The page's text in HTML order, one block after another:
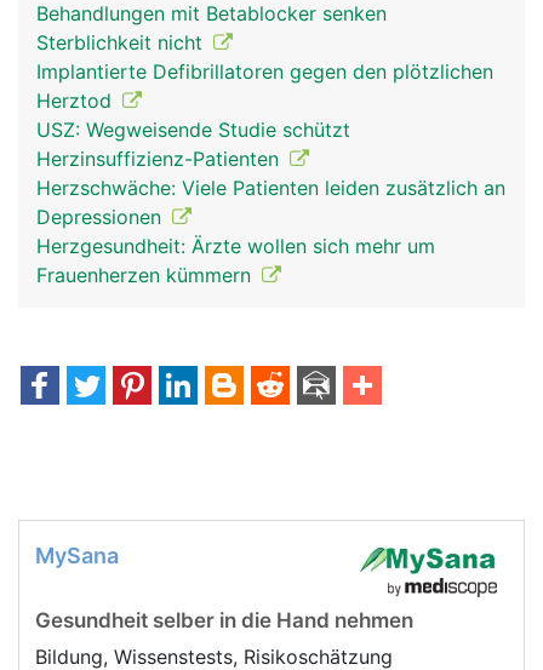
Behandlungen mit Betablocker senken
Sterblichkeit nicht
Implantierte Defibrillatoren gegen den plötzlichen
Herztod
USZ: Wegweisende Studie schützt
Herzinsuffizienz-Patienten
Herzschwäche: Viele Patienten leiden zusätzlich an
Depressionen
Herzgesundheit: Ärzte wollen sich mehr um
Frauenherzen kümmern
MySana
Gesundheit selber in die Hand nehmen
Bildung, Wissenstests, Risikoschätzung